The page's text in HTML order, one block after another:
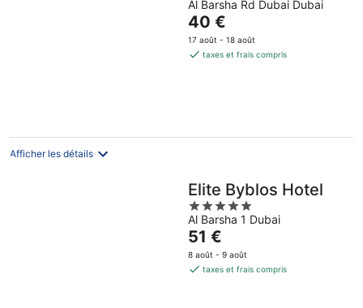
out
of
5
Al Barsha Rd Dubai Dubai
Le
prix
est
40 €
17 août - 18 août
taxes et frais compris
Afficher les détails
Elite Byblos Hotel
5
out
of
5
Al Barsha 1 Dubai
Le
prix
est
51 €
8 août - 9 août
taxes et frais compris